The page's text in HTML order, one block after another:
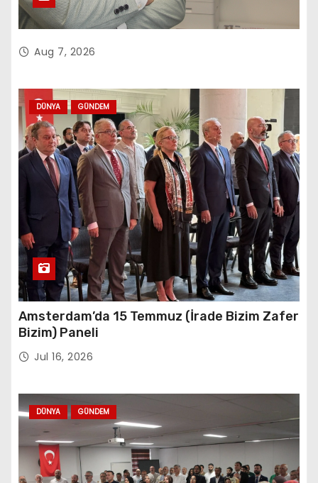
Aug 7, 2026
DÜNYA GÜNDEM
Amsterdam’da 15 Temmuz (İrade Bizim Zafer
Bizim) Paneli
Jul 16, 2026
DÜNYA GÜNDEM